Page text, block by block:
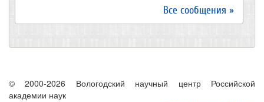
Все сообщения »
© 2000-2026 Вологодский научный центр Российской
академии наук